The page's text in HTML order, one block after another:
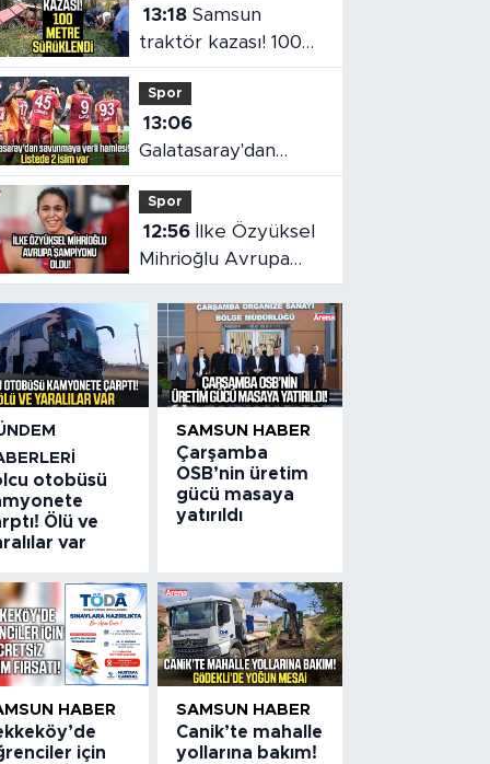
13:18 Samsun
traktör kazası! 100
metre sürüklendi
Spor
13:06
Galatasaray'dan
savunmaya yerli
hamlesi!
Spor
12:56
Mihrioğlu Avrupa
şampiyonu oldu
otobüsü
Ölü ve
var
SAMSUN HABER
Çarşamba
OSB’nin üretim
gücü masaya
yatırıldı
HABER
için
SAMSUN HABER
Canik’te mahalle
yollarına bakım!